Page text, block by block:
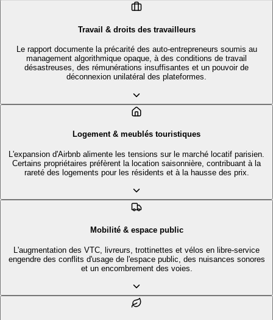
Travail & droits des travailleurs
Le rapport documente la précarité des auto-entrepreneurs soumis au
management algorithmique opaque, à des conditions de travail
désastreuses, des rémunérations insuffisantes et un pouvoir de
déconnexion unilatéral des plateformes.
Logement & meublés touristiques
L'expansion d'Airbnb alimente les tensions sur le marché locatif parisien.
Certains propriétaires préfèrent la location saisonnière, contribuant à la
rareté des logements pour les résidents et à la hausse des prix.
Mobilité & espace public
L'augmentation des VTC, livreurs, trottinettes et vélos en libre-service
engendre des conflits d'usage de l'espace public, des nuisances sonores
et un encombrement des voies.